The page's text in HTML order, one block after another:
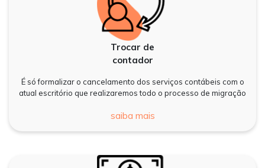
Trocar de
contador
É só formalizar o cancelamento dos serviços contábeis com o
atual escritório que realizaremos todo o processo de migração
saiba mais